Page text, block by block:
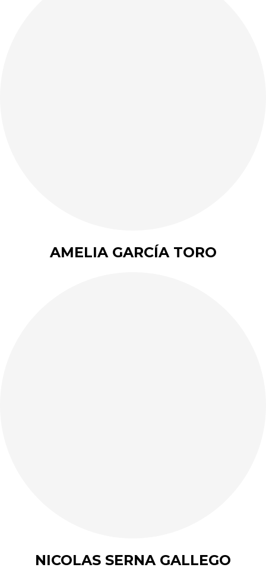
AMELIA GARCÍA TORO
NICOLAS SERNA GALLEGO